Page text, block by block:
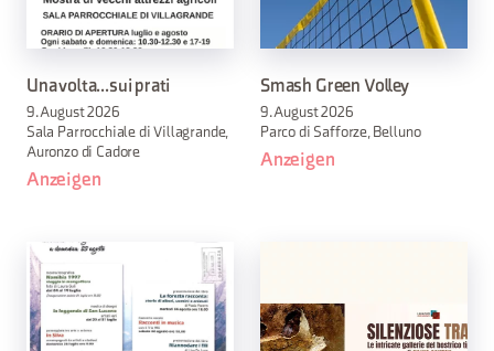
Una volta...sui prati
9. August 2026
Sala Parrocchiale di Villagrande,
Auronzo di Cadore
Anzeigen
Smash Green Volley
9. August 2026
Parco di Safforze, Belluno
Anzeigen